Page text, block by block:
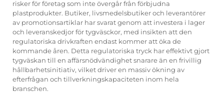
risker för företag som inte övergår från förbjudna
plastprodukter. Butiker, livsmedelsbutiker och leverantörer
av promotionsartiklar har svarat genom att investera i lager
och leveranskedjor för tygväsckor, med insikten att den
regulatoriska drivkraften endast kommer att öka de
kommande åren. Detta regulatoriska tryck har effektivt gjort
tygväskan till en affärsnödvändighet snarare än en frivillig
hållbarhetsinitiativ, vilket driver en massiv ökning av
efterfrågan och tillverkningskapaciteten inom hela
branschen.